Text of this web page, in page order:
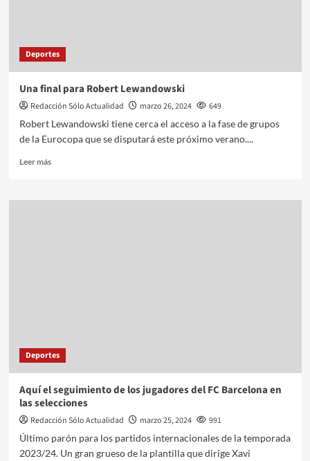
Deportes
Una final para Robert Lewandowski
Redacción Sólo Actualidad marzo 26, 2024
649
Robert Lewandowski tiene cerca el acceso a la fase de grupos
de la Eurocopa que se disputará este próximo verano....
Leer más
Deportes
Aquí el seguimiento de los jugadores del FC Barcelona en
las selecciones
Redacción Sólo Actualidad marzo 25, 2024
991
Último parón para los partidos internacionales de la temporada
2023/24. Un gran grueso de la plantilla que dirige Xavi